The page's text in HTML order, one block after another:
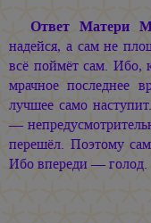
Ответ Матери
надейся, а сам не
всё поймёт сам. Ибо,
мрачное последнее
лучшее само
—
перешёл. Поэтому
Ибо впереди — голод.